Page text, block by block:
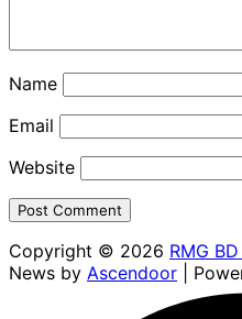
Name
Email
Website
Copyright © 2026 RMG
News by Ascendoor |